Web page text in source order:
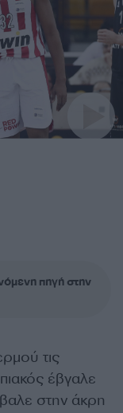
πηγή στην
τις
έβγαλε
στην άκρη